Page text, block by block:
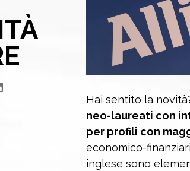
Hai sentito la
neo-laureati con
per profili con
economico-
inglese sono